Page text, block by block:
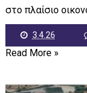
στο πλαίσιο
3.4.26
Read More »